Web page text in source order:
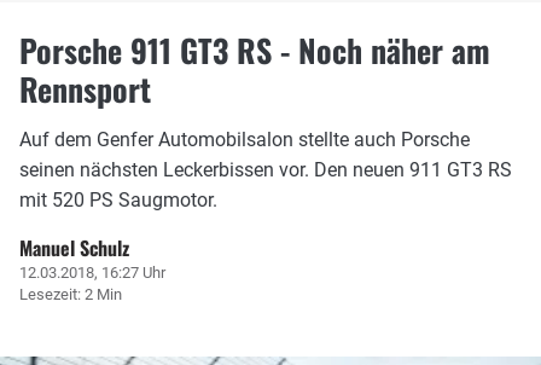
Porsche 911 GT3 RS - Noch näher am
Rennsport
Auf dem Genfer Automobilsalon stellte auch Porsche
seinen nächsten Leckerbissen vor. Den neuen 911 GT3 RS
mit 520 PS Saugmotor.
Manuel Schulz
12.03.2018, 16:27 Uhr
Lesezeit: 2 Min